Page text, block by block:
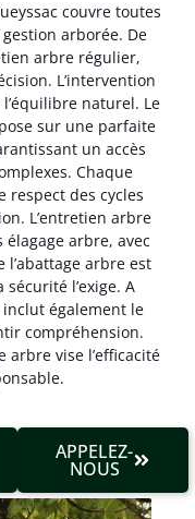
couvre toutes
arborée. De
arbre régulier,
L’intervention
naturel. Le
sur une parfaite
un accès
Chaque
respect des cycles
L’entretien arbre
élagage arbre, avec
arbre est
l’exige. A
inclut également le
compréhension.
arbre vise l’efficacité
APPELEZ-
NOUS